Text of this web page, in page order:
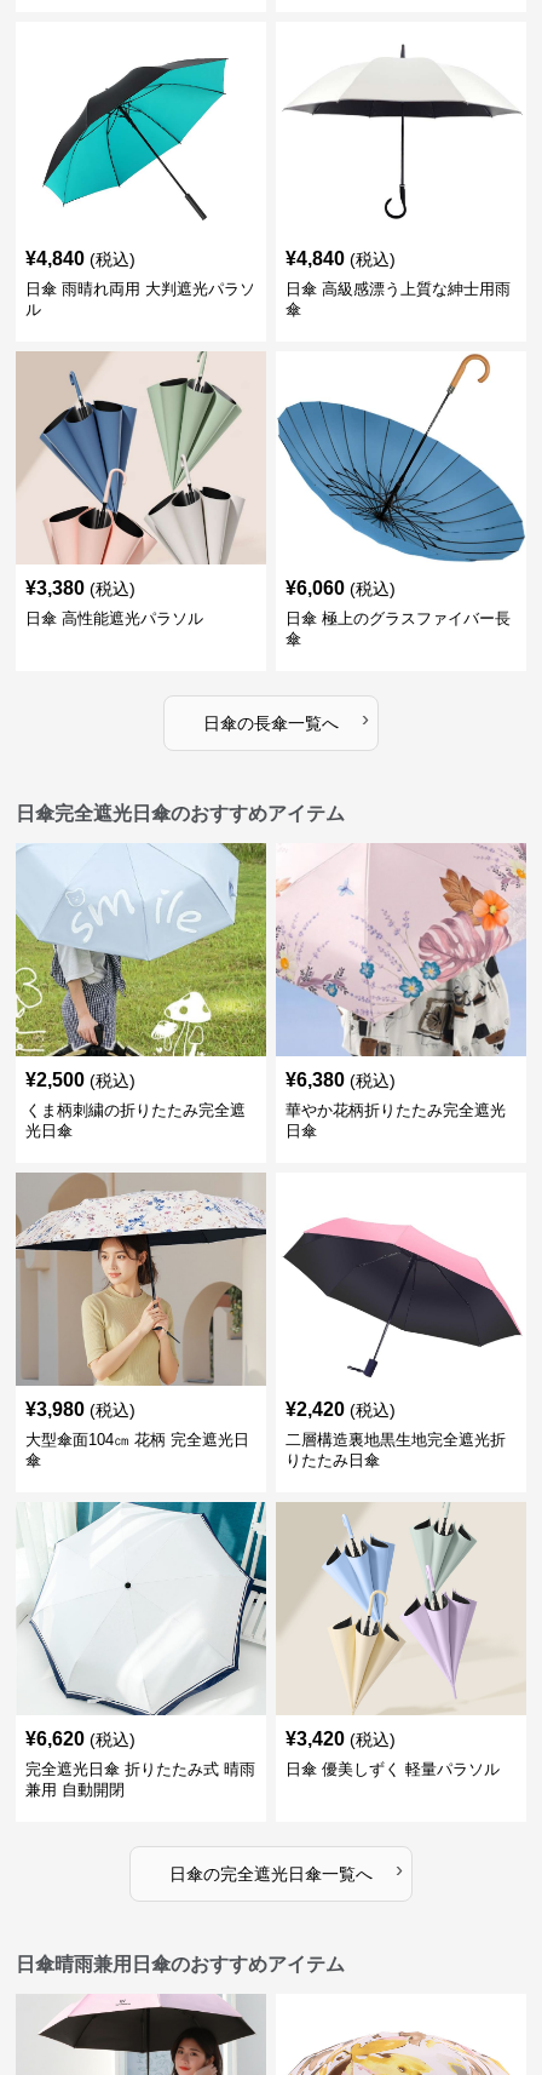
¥4,840 (税込)
日傘 雨晴れ両用 大判遮光パラソ
ル
¥4,840 (税込)
日傘 高級感漂う上質な紳士用雨
傘
¥3,380 (税込)
日傘 高性能遮光パラソル
¥6,060 (税込)
日傘 極上のグラスファイバー長
傘
日傘の長傘一覧へ ›
日傘完全遮光日傘のおすすめアイテム
¥2,500 (税込)
くま柄刺繍の折りたたみ完全遮
光日傘
¥6,380 (税込)
華やか花柄折りたたみ完全遮光
日傘
¥3,980 (税込)
大型傘面104㎝ 花柄 完全遮光日
傘
¥2,420 (税込)
二層構造裏地黒生地完全遮光折
りたたみ日傘
¥6,620 (税込)
完全遮光日傘 折りたたみ式 晴雨
兼用 自動開閉
¥3,420 (税込)
日傘 優美しずく 軽量パラソル
日傘の完全遮光日傘一覧へ ›
日傘晴雨兼用日傘のおすすめアイテム